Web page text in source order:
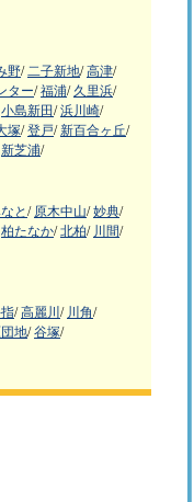
野/ 二子新地/ 高津/
ター/ 福浦/ 久里浜/
小島新田/ 浜川崎/
塚/ 登戸/ 新百合ヶ丘/
新芝浦/
と/ 原木中山/ 妙典/
柏たなか/ 北柏/ 川間/
/ 高麗川 / 川角/
地/ 谷塚/